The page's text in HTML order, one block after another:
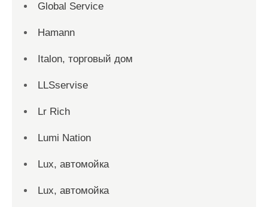
Global Service
Hamann
Italon, торговый дом
LLSservise
Lr Rich
Lumi Nation
Lux, автомойка
Lux, автомойка